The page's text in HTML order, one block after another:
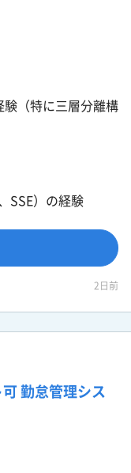
験（特に三層分離構
SSE）の経験
2日前
勤怠管理シス